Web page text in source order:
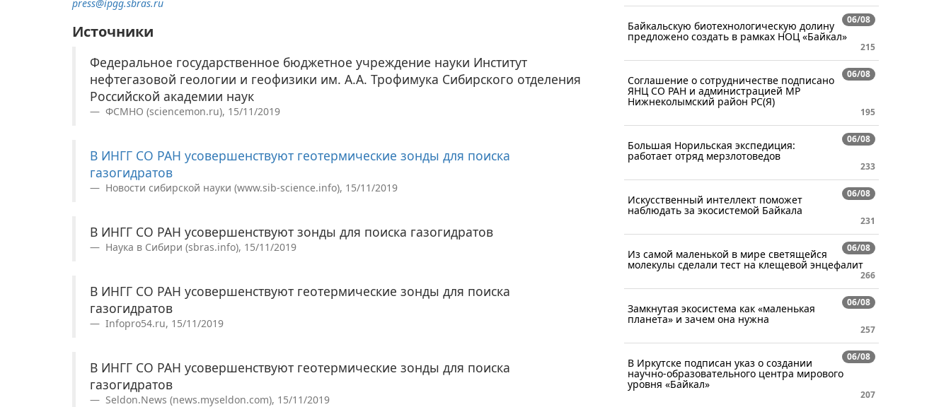
press@ipgg.sbras.ru
Источники
Федеральное государственное бюджетное учреждение науки Институт
нефтегазовой геологии и геофизики им. А.А. Трофимука Сибирского отделения
Российской академии наук
ФСМНО (sciencemon.ru), 15/11/2019
В ИНГГ СО РАН усовершенствуют геотермические зонды для поиска
газогидратов
Новости сибирской науки (www.sib-science.info), 15/11/2019
В ИНГГ СО РАН усовершенствуют зонды для поиска газогидратов
Наука в Сибири (sbras.info), 15/11/2019
В ИНГГ СО РАН усовершенствуют геотермические зонды для поиска
газогидратов
Infopro54.ru, 15/11/2019
В ИНГГ СО РАН усовершенствуют геотермические зонды для поиска
газогидратов
Seldon.News (news.myseldon.com), 15/11/2019
06/08
Байкальскую биотехнологическую долину
предложено создать в рамках НОЦ «Байкал»
215
06/08
Соглашение о сотрудничестве подписано
ЯНЦ СО РАН и администрацией МР
Нижнеколымский район РС(Я)
195
06/08
Большая Норильская экспедиция:
работает отряд мерзлотоведов
233
06/08
Искусственный интеллект поможет
наблюдать за экосистемой Байкала
231
06/08
Из самой маленькой в мире светящейся
молекулы сделали тест на клещевой энцефалит
266
06/08
Замкнутая экосистема как «маленькая
планета» и зачем она нужна
257
06/08
В Иркутске подписан указ о создании
научно-образовательного центра мирового
уровня «Байкал»
207